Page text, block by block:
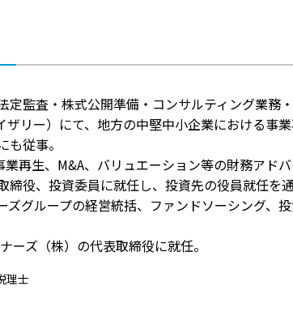
定監査・株式公開準備・コンサルティング業務
ザリー）にて、地方の中堅中小企業における事
従事。
再生、M&A、バリュエーション等の財務アド
締役、投資委員に就任し、投資先の役員就任を
ズグループの経営統括、ファンドソーシング、
ズ（株）の代表取締役に就任。
理士